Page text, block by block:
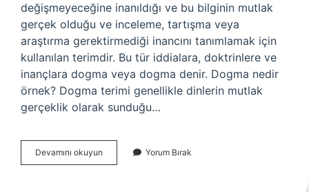
değişmeyeceğine inanıldığı ve bu bilginin mutlak
gerçek olduğu ve inceleme, tartışma veya
araştırma gerektirmediği inancını tanımlamak için
kullanılan terimdir. Bu tür iddialara, doktrinlere ve
inançlara dogma veya dogma denir. Dogma nedir
örnek? Dogma terimi genellikle dinlerin mutlak
gerçeklik olarak sunduğu…
Devamını okuyun
Düşünce
Yorum Bırak